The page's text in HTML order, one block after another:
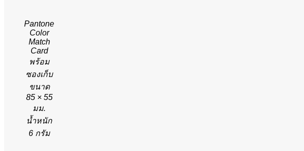
Pantone
Color
Match
Card
พร้อม
ซองเก็บ
ขนาด
85 × 55
มม.
น้ำหนัก
6 กรัม